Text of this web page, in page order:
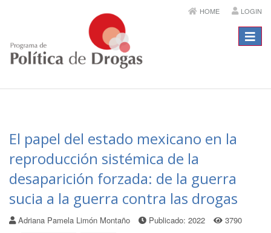
HOME LOGIN
Menú
El papel del estado mexicano en la
reproducción sistémica de la
desaparición forzada: de la guerra
sucia a la guerra contra las drogas
Adriana Pamela Limón Montaño Publicado: 2022
3790